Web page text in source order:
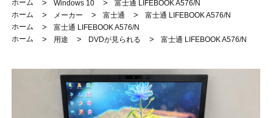
ホーム
> Windows 10 >
富士通 LIFEBOOK A576/N
ホーム
> メーカー > 富士通 >
富士通 LIFEBOOK A576/N
ホーム
>
富士通 LIFEBOOK A576/N
ホーム
> 用途 > DVDが見られる > 富士通 LIFEBOOK A576/N